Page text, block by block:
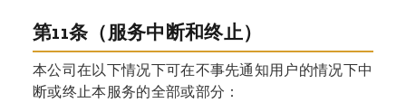
第11条（服务中断和终止）
本公司在以下情况下可在不事先通知用户的情况下中
断或终止本服务的全部或部分：